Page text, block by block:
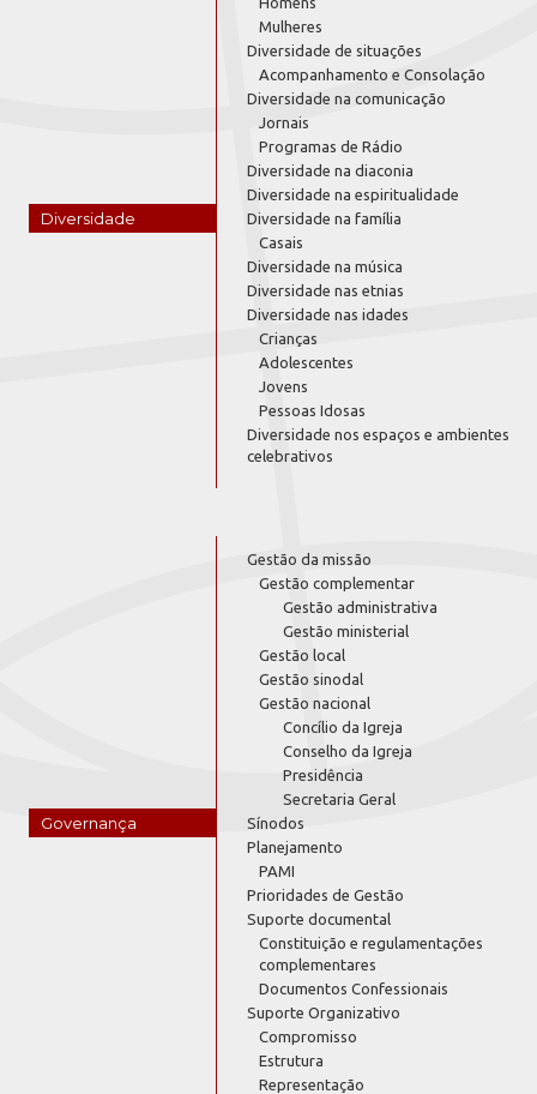
Diversidade
Mulheres
Diversidade de situações
Acompanhamento e Consolação
Diversidade na comunicação
Jornais
Programas de Rádio
Diversidade na diaconia
Diversidade na espiritualidade
Diversidade na família
Casais
Diversidade na música
Diversidade nas etnias
Diversidade nas idades
Crianças
Adolescentes
Jovens
Pessoas Idosas
Diversidade nos espaços e ambientes
celebrativos
Governança
Gestão da missão
Gestão complementar
Gestão administrativa
Gestão ministerial
Gestão local
Gestão sinodal
Gestão nacional
Concílio da Igreja
Conselho da Igreja
Presidência
Secretaria Geral
Sínodos
Planejamento
PAMI
Prioridades de Gestão
Suporte documental
Constituição e regulamentações
complementares
Documentos Confessionais
Suporte Organizativo
Compromisso
Estrutura
Representação